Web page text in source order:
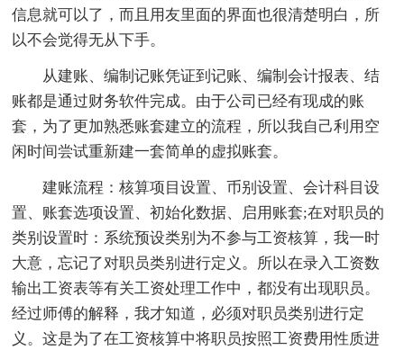
信息就可以了，而且用友里面的界面也很清楚明白，所
以不会觉得无从下手。
从建账、编制记账凭证到记账、编制会计报表、结
账都是通过财务软件完成。由于公司已经有现成的账
套，为了更加熟悉账套建立的流程，所以我自己利用空
闲时间尝试重新建一套简单的虚拟账套。
建账流程：核算项目设置、币别设置、会计科目设
置、账套选项设置、初始化数据、启用账套;在对职员的
类别设置时：系统预设类别为不参与工资核算，我一时
大意，忘记了对职员类别进行定义。所以在录入工资数
输出工资表等有关工资处理工作中，都没有出现职员。
经过师傅的解释，我才知道，必须对职员类别进行定
义。这是为了在工资核算中将职员按照工资费用性质进